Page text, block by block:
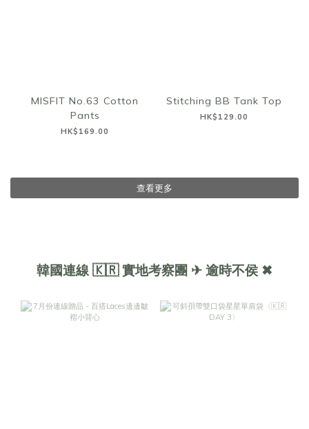
MISFIT No.63 Cotton
Pants
HK$169.00
Stitching BB Tank Top
HK$129.00
查看更多
韓國連線 🇰🇷 實地考察團 ✈ 逾時不侯 ✖︎